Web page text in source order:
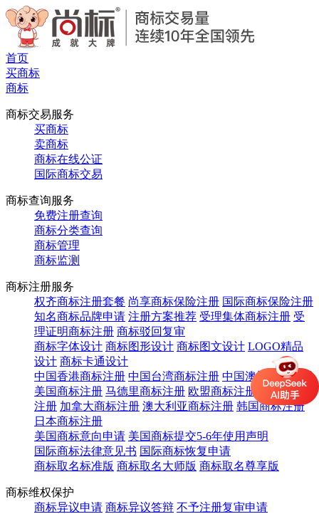
首页
买商标
商标
商标交易服务
买商标
卖商标
商标在线公证
国际商标交易
商标查询服务
免费注册查询
商标分类查询
商标管理
商标监测
商标注册服务
权齐商标注册套餐 尚享商标保险注册 国际商标保险注册
知名商标品牌申请 注册方案推荐 受理集体商标注册 受
理证明商标注册 商标驳回复审
商标字体设计 商标图形设计 商标图文设计 LOGO精品
设计 商标卡通设计
中国香港商标注册 中国台湾商标注册 中国澳门商标注册
美国商标注册 马德里商标注册 欧盟商标注册
英国商标
注册 加拿大商标注册 澳大利亚商标注册 韩国商标注册
日本商标注册
美国商标意向申请 美国商标提交5-6年使用声明
国际商标法律意见书 国际商标恢复申请
商标取名标准版 商标取名大师版 商标取名尊享版
商标维权保护
商标异议申请 商标异议答辩 不予注册复审申请